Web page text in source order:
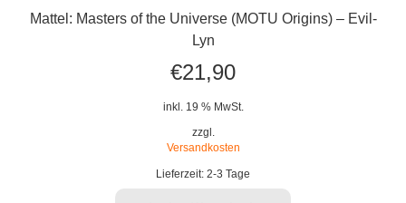
Mattel: Masters of the Universe (MOTU Origins) – Evil-
Lyn
€21,90
inkl. 19 % MwSt.
zzgl.
Versandkosten
Lieferzeit: 2-3 Tage